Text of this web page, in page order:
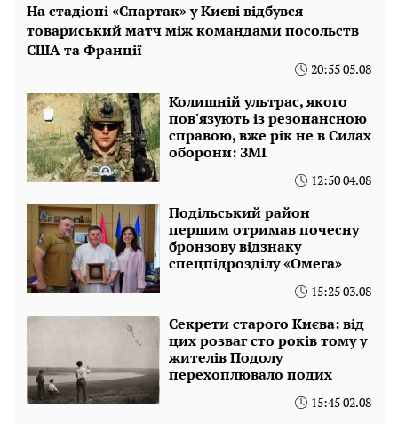
На стадіоні «Спартак» у Києві відбувся
товариський матч між командами посольств
США та Франції
20:55 05.08
Колишній ультрас, якого
пов'язують із резонансною
справою, вже рік не в Силах
оборони: ЗМІ
12:50 04.08
Подільський район
першим отримав почесну
бронзову відзнаку
спецпідрозділу «Омега»
15:25 03.08
Секрети старого Києва: від
цих розваг сто років тому у
жителів Подолу
перехоплювало подих
15:45 02.08